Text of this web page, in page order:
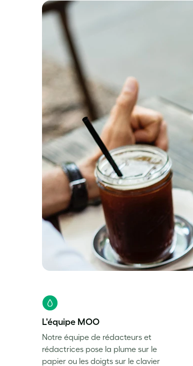
L'équipe MOO
Notre équipe de rédacteurs et
rédactrices pose la plume sur le
papier ou les doigts sur le clavier